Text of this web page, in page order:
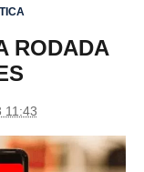
RODADA
11:43